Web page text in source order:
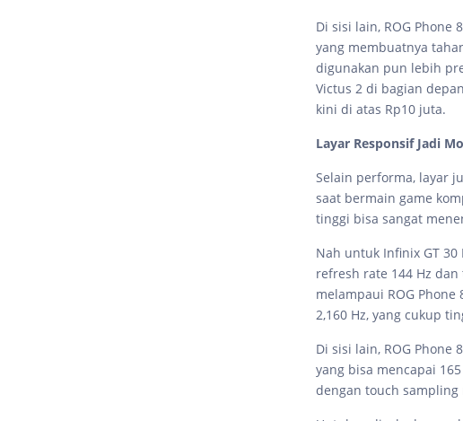
Di sisi lain, ROG
yang membuatnya
digunakan pun lebih
Victus 2 di bagian
kini di atas Rp10 juta.
Layar Responsif Jadi
Selain performa, layar
saat bermain game
tinggi bisa sangat
Nah untuk Infinix GT 30
refresh rate 144 Hz
melampaui ROG
2,160 Hz, yang cukup
Di sisi lain, ROG
yang bisa mencapai
dengan touch sampling